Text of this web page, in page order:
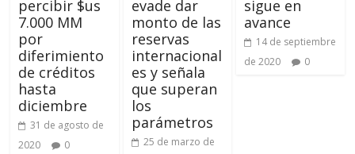
percibir $us
7.000 MM
por
diferimiento
de créditos
hasta
diciembre
31 de agosto de
2020
0
evade dar
monto de las
reservas
internacional
es y señala
que superan
los
parámetros
25 de marzo de
sigue en
avance
14 de septiembre
de 2020
0